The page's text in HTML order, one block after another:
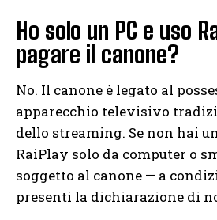
Ho solo un PC e uso
pagare il canone?
No. Il canone è legato al
apparecchio televisivo
dello streaming. Se non hai
RaiPlay solo da computer o
soggetto al canone — a
presenti la dichiarazione di